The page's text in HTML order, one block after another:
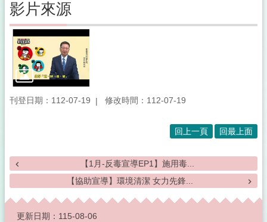
影片來源
刊登日期：112-07-19 修改時間：112-07-19
回上一頁 回最上面
【1月-反毒宣導EP1】施用毒...
【協助宣導】環境清潔 女力先鋒...
:::
更新日期： 115-08-06